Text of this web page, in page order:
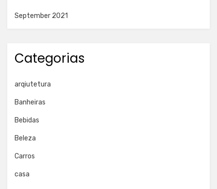
September 2021
Categorias
arqiutetura
Banheiras
Bebidas
Beleza
Carros
casa